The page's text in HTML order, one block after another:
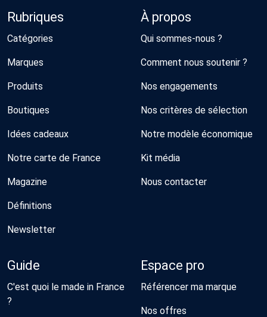
Rubriques
Catégories
Marques
Produits
Boutiques
Idées cadeaux
Notre carte de France
Magazine
Définitions
Newsletter
À propos
Qui sommes-nous ?
Comment nous soutenir ?
Nos engagements
Nos critères de sélection
Notre modèle économique
Kit média
Nous contacter
Guide
C'est quoi le made in France
?
Espace pro
Référencer ma marque
Nos offres